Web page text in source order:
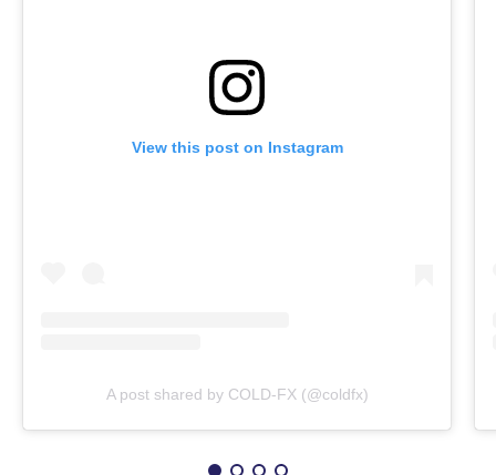
View this post on Instagram
A post shared by COLD-FX (@coldfx)